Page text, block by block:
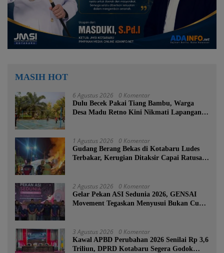
MASIH HOT
6 Agustus 2026 0 Komentar
Dulu Becek Pakai Tiang Bambu, Warga
Desa Madu Retno Kini Nikmati Lapangan
1 Agustus 2026 0 Komentar
Gudang Berang Bekas di Kotabaru Ludes
Terbakar, Kerugian Ditaksir Capai Ratusan
2 Agustus 2026 0 Komentar
Gelar Pekan ASI Sedunia 2026, GENSAI
Movement Tegaskan Menyusui Bukan Cuma
3 Agustus 2026 0 Komentar
Kawal APBD Perubahan 2026 Senilai Rp 3,6
Triliun, DPRD Kotabaru Segera Godok